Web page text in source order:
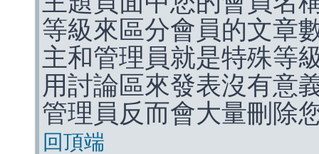
等級來區分會員的文章
主和管理員就是特殊等
用討論區來發表沒有意
管理員反而會大量刪除
回頂端